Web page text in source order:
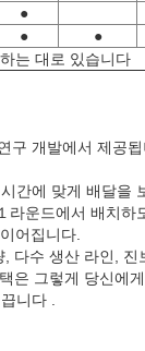
●
● ●
는 대로 있습니
구 개발에서 제공
간에 맞게 배달을
운드에서 배치하
어집니다.
다수 생산 라인,
은 그렇게 당신에
니다 .